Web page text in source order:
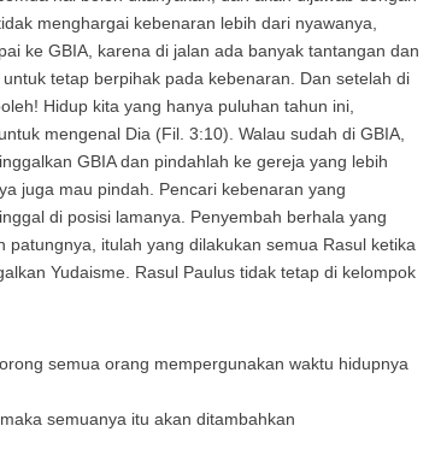
menghargai kebenaran lebih dari nyawanya,
ke GBIA, karena di jalan ada banyak tantangan dan
tetap berpihak pada kebenaran. Dan setelah di
Hidup kita yang hanya puluhan tahun ini,
mengenal Dia (Fil. 3:10). Walau sudah di GBIA,
GBIA dan pindahlah ke gereja yang lebih
juga mau pindah. Pencari kebenaran yang
di posisi lamanya. Penyembah berhala yang
itulah yang dilakukan semua Rasul ketika
Yudaisme. Rasul Paulus tidak tetap di kelompok
semua orang mempergunakan waktu hidupnya
semuanya itu akan ditambahkan